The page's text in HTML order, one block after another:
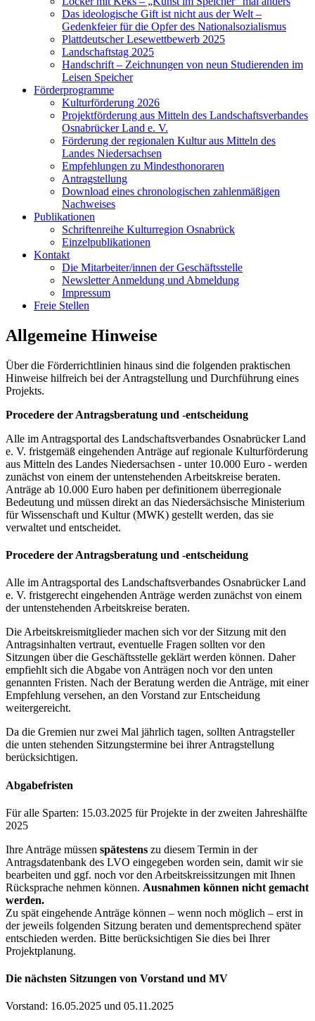
Das ideologische Gift ist nicht aus der Welt –
Gedenkfeier für die Opfer des Nationalsozialismus
Plattdeutscher Lesewettbewerb 2025
Landschaftstag 2025
Handschrift – Zeichnungen von neun Studierenden im
Leisen Speicher
Förderprogramme
Kulturförderung 2026
Projektförderung aus Mitteln des Landschaftsverbandes
Osnabrücker Land e. V.
Förderung der regionalen Kultur aus Mitteln des
Landes Niedersachsen
Empfehlungen zu Mindesthonoraren
Antragstellung
Download eines chronologischen zahlenmäßigen
Nachweises
Publikationen
Schriftenreihe Kulturregion Osnabrück
Einzelpublikationen
Kontakt
Die Mitarbeiter/innen der Geschäftsstelle
Newsletter Anmeldung und Abmeldung
Impressum
Freie Stellen
Allgemeine Hinweise
Über die Förderrichtlinien hinaus sind die folgenden praktischen
Hinweise hilfreich bei der Antragstellung und Durchführung eines
Projekts.
Procedere der Antragsberatung und -entscheidung
Alle im Antragsportal des Landschaftsverbandes Osnabrücker Land
e. V. fristgemäß eingehenden Anträge auf regionale Kulturförderung
aus Mitteln des Landes Niedersachsen - unter 10.000 Euro - werden
zunächst von einem der untenstehenden Arbeitskreise beraten.
Anträge ab 10.000 Euro haben per definitionem überregionale
Bedeutung und müssen direkt an das Niedersächsische Ministerium
für Wissenschaft und Kultur (MWK) gestellt werden, das sie
verwaltet und entscheidet.
Procedere der Antragsberatung und -entscheidung
Alle im Antragsportal des Landschaftsverbandes Osnabrücker Land
e. V. fristgerecht eingehenden Anträge werden zunächst von einem
der untenstehenden Arbeitskreise beraten.
Die Arbeitskreismitglieder machen sich vor der Sitzung mit den
Antragsinhalten vertraut, eventuelle Fragen sollten vor den
Sitzungen über die Geschäftsstelle geklärt werden können. Daher
empfiehlt sich die Abgabe von Anträgen noch vor den unten
genannten Fristen. Nach der Beratung werden die Anträge, mit einer
Empfehlung versehen, an den Vorstand zur Entscheidung
weitergereicht.
Da die Gremien nur zwei Mal jährlich tagen, sollten Antragsteller
die unten stehenden Sitzungstermine bei ihrer Antragstellung
berücksichtigen.
Abgabefristen
Für alle Sparten: 15.03.2025 für Projekte in der zweiten Jahreshälfte
2025
Ihre Anträge müssen spätestens zu diesem Termin in der
Antragsdatenbank des LVO eingegeben worden sein, damit wir sie
bearbeiten und ggf. noch vor den Arbeitskreissitzungen mit Ihnen
Rücksprache nehmen können. Ausnahmen können nicht gemacht
werden.
Zu spät eingehende Anträge können – wenn noch möglich – erst in
der jeweils folgenden Sitzung beraten und dementsprechend später
entschieden werden. Bitte berücksichtigen Sie dies bei Ihrer
Projektplanung.
Die nächsten Sitzungen von Vorstand und MV
Vorstand: 16.05.2025 und 05.11.2025